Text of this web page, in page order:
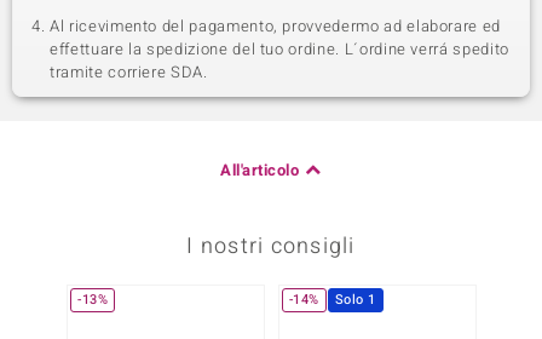
Al ricevimento del pagamento, provvedermo ad elaborare ed
effettuare la spedizione del tuo ordine. L´ordine verrá spedito
tramite corriere SDA.
All'articolo
I nostri consigli
-13% -14% Solo 1